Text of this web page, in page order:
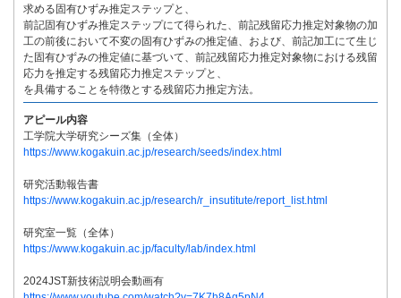
求める固有ひずみ推定ステップと、
前記固有ひずみ推定ステップにて得られた、前記残留応力推定対象物の加
工の前後において不変の固有ひずみの推定値、および、前記加工にて生じ
た固有ひずみの推定値に基づいて、前記残留応力推定対象物における残留
応力を推定する残留応力推定ステップと、
を具備することを特徴とする残留応力推定方法。
アピール内容
工学院大学研究シーズ集（全体）
https://www.kogakuin.ac.jp/research/seeds/index.html
研究活動報告書
https://www.kogakuin.ac.jp/research/r_insutitute/report_list.html
研究室一覧（全体）
https://www.kogakuin.ac.jp/faculty/lab/index.html
2024JST新技術説明会動画有